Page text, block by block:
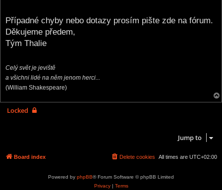
Případné chyby nebo dotazy prosím pište zde na fórum.
Děkujeme předem,
Tým Thalie
Celý svět je jeviště
a všichni lidé na něm jenom herci...
(William Shakespeare)
Locked
Jump to
Board index All times are UTC+02:00
Delete cookies
Powered by phpBB® Forum Software © phpBB Limited
Privacy| Terms